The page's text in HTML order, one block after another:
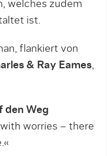
welches zudem
ist.
flankiert von
& Ray Eames,
den Weg
worries – there